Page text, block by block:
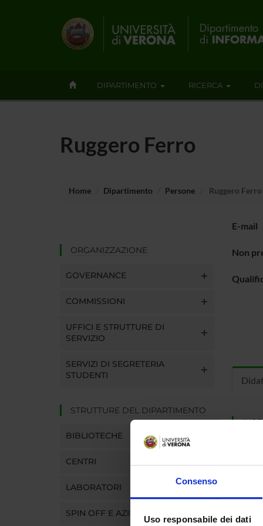
Consenso
Uso responsabile dei dati
DIPARTIMENTO RICERCA
Ruggero Ferro
Home Dipartimento Persone Ruggero Ferro
ORGANIZZAZIONE
GOVERNANCE
COMMISSIONI
UFFICI E STRUTTURE DI
SERVIZIO
SERVIZI DI SEGRETERIA
STUDENTI
STRUTTURE DEL DIPARTIMENTO
BIBLIOTECHE
CENTRI
LABORATORI
SPIN OFF E AZIENDE
E-mail
Non
CORSO